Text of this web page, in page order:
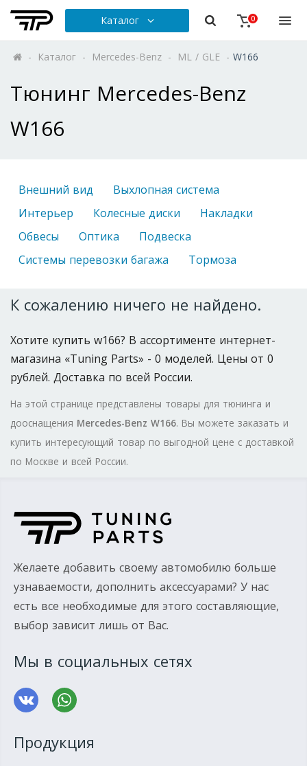
Каталог 0
- Каталог - Mercedes-Benz - ML / GLE - W166
Тюнинг Mercedes-Benz
W166
Внешний вид
Выхлопная система
Интерьер
Колесные диски
Накладки
Обвесы
Оптика
Подвеска
Системы перевозки багажа
Тормоза
К сожалению ничего не найдено.
Хотите купить w166? В ассортименте интернет-
магазина «Tuning Parts» - 0 моделей. Цены от 0
рублей. Доставка по всей России.
На этой странице представлены товары для тюнинга и
дооснащения Mercedes-Benz W166. Вы можете заказать и
купить интересующий товар по выгодной цене с доставкой
по Москве и всей России.
Желаете добавить своему автомобилю больше
узнаваемости, дополнить аксессуарами? У нас
есть все необходимые для этого составляющие,
выбор зависит лишь от Вас.
Мы в социальных сетях
Продукция